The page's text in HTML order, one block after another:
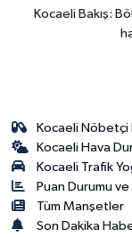
Kocaeli Bakış:
Kocaeli Nöbetçi
Kocaeli Hava
Kocaeli Trafik
Puan Durumu
Tüm Manşetler
Son Dakika